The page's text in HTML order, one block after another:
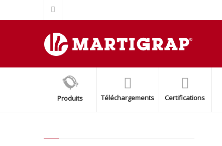
SUPPORT BASE FIXTRUT INOX AISI304/A2
SUPPORT AUXILIARE POUR MONTAGE SPLIT (EASY SPLIT)
BASE AVEC ÉCROU M8+M10 INOX AISI 316
AMORTISSEURS DE SOL AVEC RESSORT
COLLIER BLANC POUR LES TUYAUX DE FUMMÉE
KIT DE SUPPORT DE CONDENSEUR AJUSTABLE
PROFIL PERCÉ FIXTRUT INOX AISI 316/A4
COLLIER ISOPHONIQUE INOXYDABLE AISI 304/A2
Produits Téléchargements Certifications